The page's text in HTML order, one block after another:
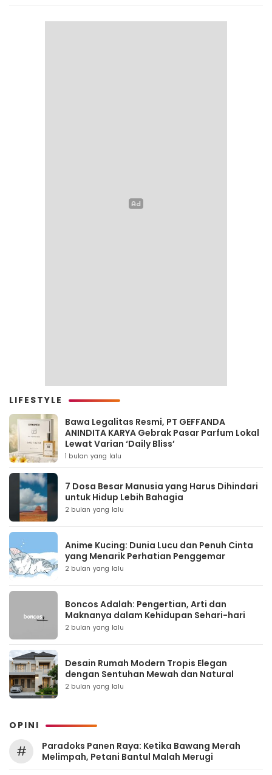
LIFESTYLE
Bawa Legalitas Resmi, PT GEFFANDA
ANINDITA KARYA Gebrak Pasar Parfum Lokal
Lewat Varian ‘Daily Bliss’
1 bulan yang lalu
7 Dosa Besar Manusia yang Harus Dihindari
untuk Hidup Lebih Bahagia
2 bulan yang lalu
Anime Kucing: Dunia Lucu dan Penuh Cinta
yang Menarik Perhatian Penggemar
2 bulan yang lalu
Boncos Adalah: Pengertian, Arti dan
Maknanya dalam Kehidupan Sehari-hari
2 bulan yang lalu
Desain Rumah Modern Tropis Elegan
dengan Sentuhan Mewah dan Natural
2 bulan yang lalu
OPINI
#
Paradoks Panen Raya: Ketika Bawang Merah
Melimpah, Petani Bantul Malah Merugi